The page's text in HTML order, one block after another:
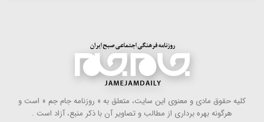
كلیه حقوق مادی و معنوی این سایت، متعلق به « روزنامه جام جم » است و
هرگونه بهره ‌برداری از مطالب و تصاویر آن با ذكر منبع، آزاد است .